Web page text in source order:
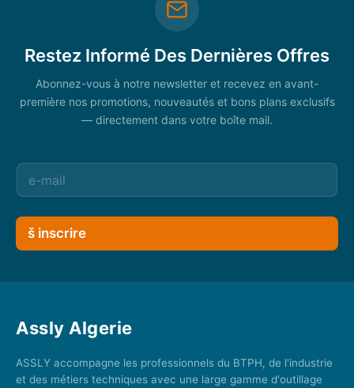
Restez Informé Des Dernières Offres
Abonnez-vous à notre newsletter et recevez en avant-
première nos promotions, nouveautés et bons plans exclusifs
— directement dans votre boîte mail.
š inscrire
Assly Algerie
ASSLY accompagne les professionnels du BTPH, de l'industrie
et des métiers techniques avec une large gamme d'outillage